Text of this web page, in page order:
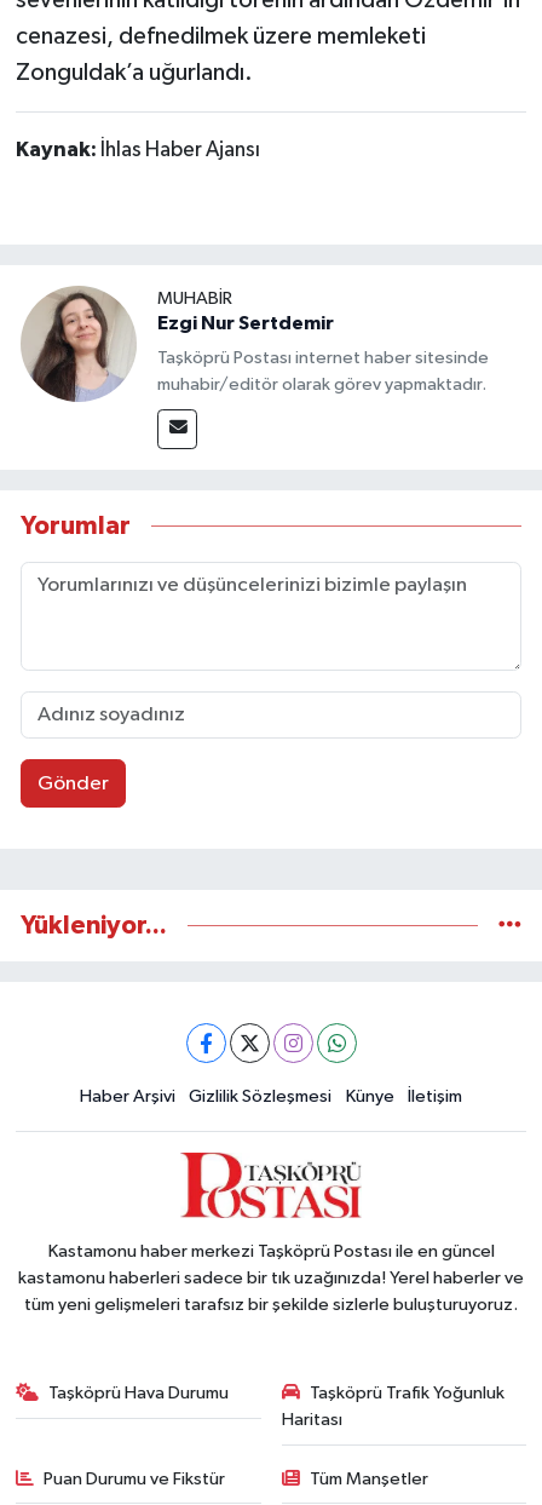
cenazesi, defnedilmek üzere memleketi
Zonguldak’a uğurlandı.
Kaynak: İhlas Haber Ajansı
MUHABİR
Ezgi Nur Sertdemir
Taşköprü Postası internet haber sitesinde
muhabir/editör olarak görev yapmaktadır.
Yorumlar
Gönder
Yükleniyor...
Haber Arşivi Gizlilik Sözleşmesi Künye İletişim
Kastamonu haber merkezi Taşköprü Postası ile en güncel
kastamonu haberleri sadece bir tık uzağınızda! Yerel haberler ve
tüm yeni gelişmeleri tarafsız bir şekilde sizlerle buluşturuyoruz.
Taşköprü Hava Durumu
Taşköprü Trafik Yoğunluk
Haritası
Puan Durumu ve Fikstür Tüm Manşetler